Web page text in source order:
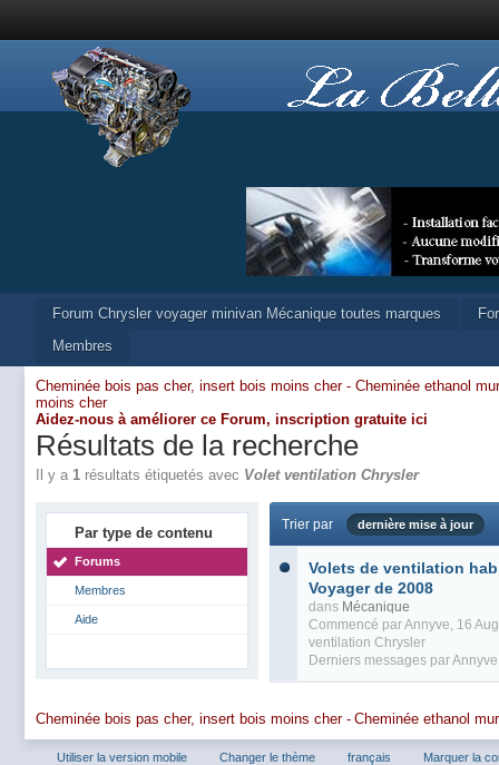
Forum Chrysler voyager minivan Mécanique toutes marques
Membres
Cheminée bois pas cher, insert bois moins cher - Cheminée ethanol
moins cher
Aidez-nous à améliorer ce Forum, inscription gratuite ici
Résultats de la recherche
Il y a 1 résultats étiquetés avec Volet ventilation Chrysler
Par type de contenu
Forums
Membres
Aide
Trier par dernière mise à jour
Volets de ventilation
Voyager de 2008
dans Mécanique
Commencé parAnnyve, 16
ventilation Chrysler
Derniers messages parAnnyve
Cheminée bois pas cher, insert bois moins cher - Cheminée ethanol
Utiliser la version mobile Changer le thème français Marquer la